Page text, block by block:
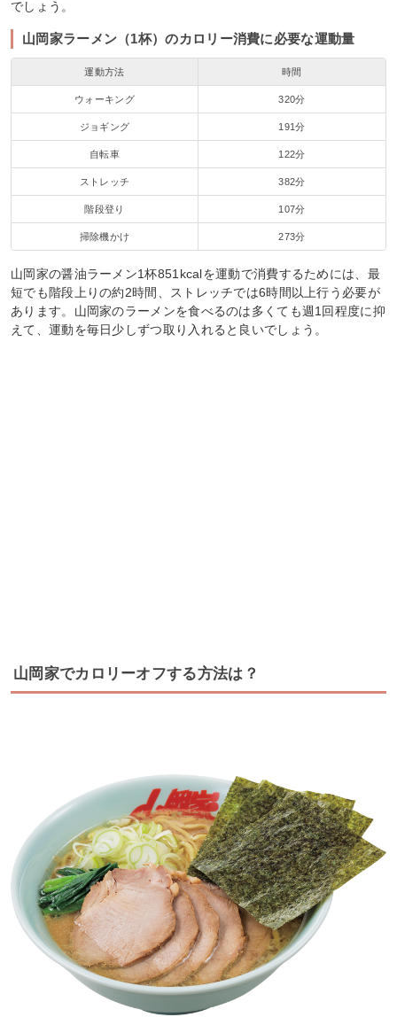
でしょう。
山岡家ラーメン（1杯）のカロリー消費に必要な運動量
運動方法 時間
ウォーキング 320分
ジョギング 191分
自転車 122分
ストレッチ 382分
階段登り 107分
掃除機かけ 273分
山岡家の醤油ラーメン1杯851kcalを運動で消費するためには、最
短でも階段上りの約2時間、ストレッチでは6時間以上行う必要が
あります。山岡家のラーメンを食べるのは多くても週1回程度に抑
えて、運動を毎日少しずつ取り入れると良いでしょう。
山岡家でカロリーオフする方法は？